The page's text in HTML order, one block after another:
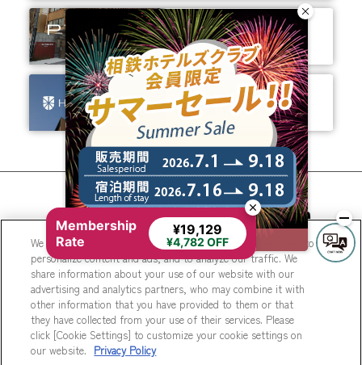
ありそうでなかった、
ちょっと新しいカタチ。
ビジネスからレジャーまで、
幅広く選ばれるホテルへ。
相鉄ホテルズ 公式SNS
© Sotetsu Hotel Management CO., LTD.
We use cookies to improve your experience on our website, to
personalize content and ads, and to analyze our traffic. We
share information about your use of our website with our
advertising and analytics partners, who may combine it with
other information that you have provided to them or that
they have collected from your use of their services. Please
click [Cookie Settings] to customize your cookie settings on
our website. Privacy Policy
Membership
Rate
¥19,129
¥4,782 OFF